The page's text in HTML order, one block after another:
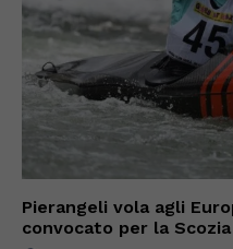
Pierangeli vola agli
convocato per la Scozia